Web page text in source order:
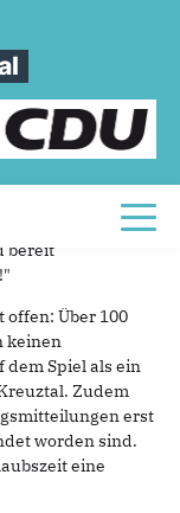
aller
bereit
offen: Über 100
keinen
Spiel als ein
Zudem
erst
worden sind.
eine